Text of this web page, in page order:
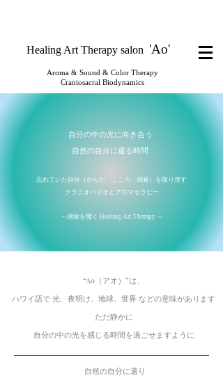
​Healing Art Therapy salon 'Ao'
Aroma ​& Sound & Color Therapy
Craniosacral Biodynamics
​自分の中の光に向き合う
​自然の自分に還る時間
忘れていた自分（からだ こころ 感覚）を取り戻す
クラニオバイオとアロマセラピー
～感覚を開く Healing Art Therapy ～
“Ao（アオ）”は、
ハワイ語で 光、夜明け、地球、世界 などの意味があります
ただ静かに
自分の中の光を感じる時間を過ごせますように
自然の自分に還り